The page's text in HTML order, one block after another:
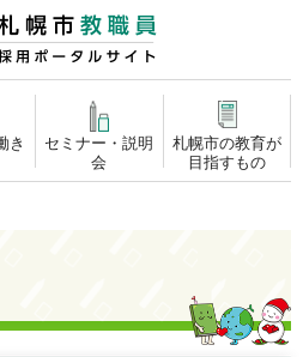
幌市教職員
ータルサイト
き
セミナー・説明
会
札幌市の教育が
目指すもの